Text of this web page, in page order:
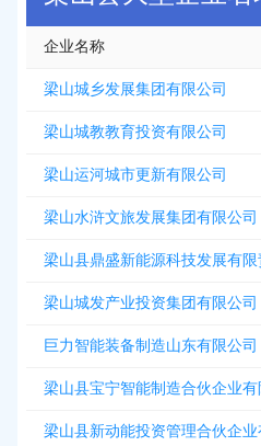
企业名称
梁山城乡发展集团有限公司
梁山城教教育投资有限公司
梁山运河城市更新有限公司
梁山水浒文旅发展集团有限公司
梁山县鼎盛新能源科技发展有限
梁山城发产业投资集团有限公司
巨力智能装备制造山东有限公司
梁山县宝宁智能制造合伙企业有
梁山县新动能投资管理合伙企业